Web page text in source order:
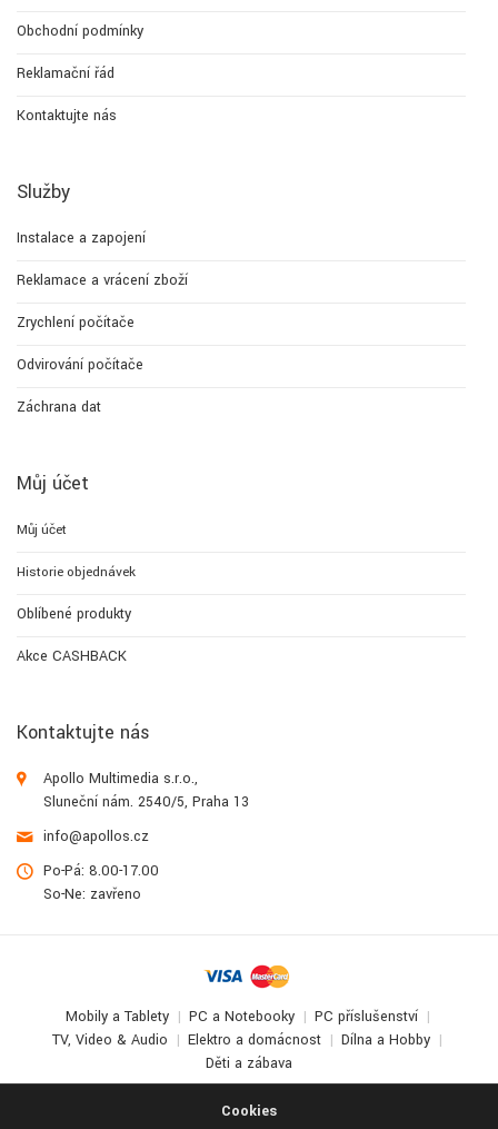
Cookies
Obchodní podmínky
Reklamační řád
Kontaktujte nás
Služby
Instalace a zapojení
Reklamace a vrácení zboží
Zrychlení počítače
Odvirování počítače
Záchrana dat
Můj účet
Můj účet
Historie objednávek
Oblíbené produkty
Akce CASHBACK
Kontaktujte nás
Apollo Multimedia s.r.o.,
Sluneční nám. 2540/5, Praha 13
info@apollos.cz
Po-Pá: 8.00-17.00
So-Ne: zavřeno
Mobily a Tablety PC a Notebooky
PC příslušenství
TV, Video & Audio
Elektro a domácnost
Dílna a Hobby
Děti a zábava